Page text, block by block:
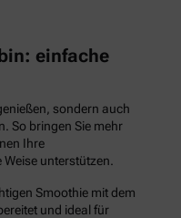
einfache
sondern auch
So bringen Sie mehr
Ihre
unterstützen.
Smoothie mit dem
und ideal für